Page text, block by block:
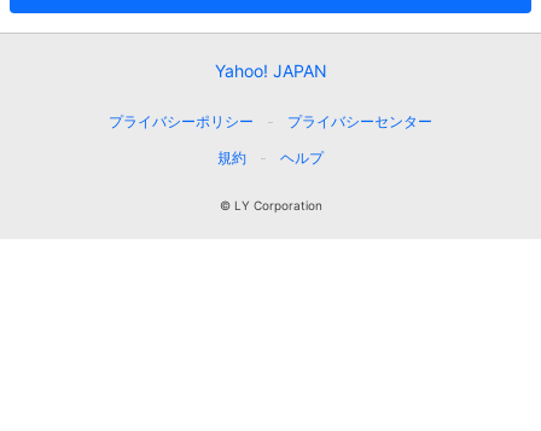
Yahoo! JAPAN
プライバシーポリシー
プライバシーセンター
規約
ヘルプ
© LY Corporation